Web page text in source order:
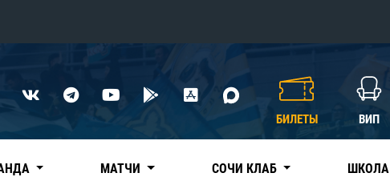
БИЛЕТЫ ВИП
МАТЧИ СОЧИ КЛАБ ШКОЛА